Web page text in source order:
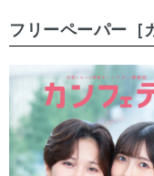
フリーペーパー［